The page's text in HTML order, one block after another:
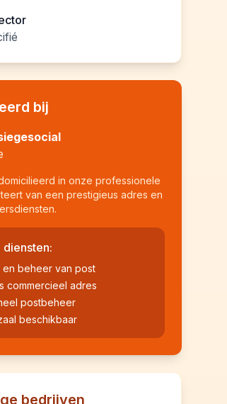
bij
in onze professionele
van een prestigieus adres en
en beheer van post
commercieel adres
postbeheer
beschikbaar
bedrijven